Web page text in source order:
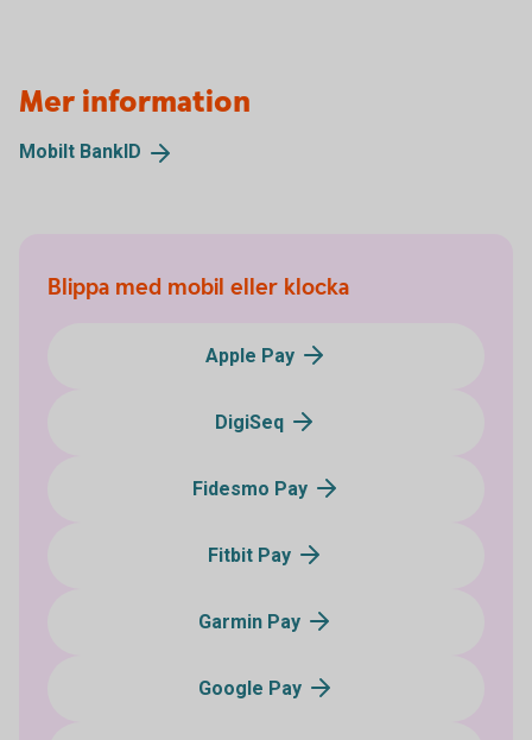
Mer information
Mobilt BankID
Blippa med mobil eller klocka
Apple Pay
DigiSeq
Fidesmo Pay
Fitbit Pay
Garmin Pay
Google Pay